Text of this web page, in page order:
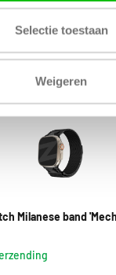
Selectie toestaan
Weigeren
Milanese band